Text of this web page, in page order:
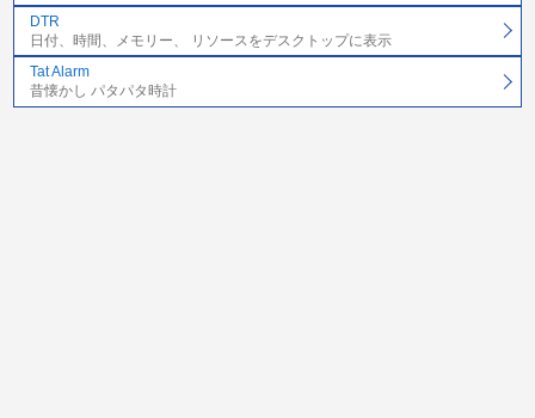
DTR
日付、時間、メモリー、 リソースをデスクトップに表示
Tat Alarm
昔懐かし パタパタ時計